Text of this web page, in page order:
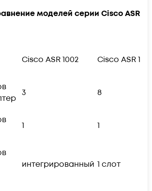
моделей серии Cisco ASR
Cisco ASR 1002 Cisco ASR
3 8
1 1
интегрированный 1 слот